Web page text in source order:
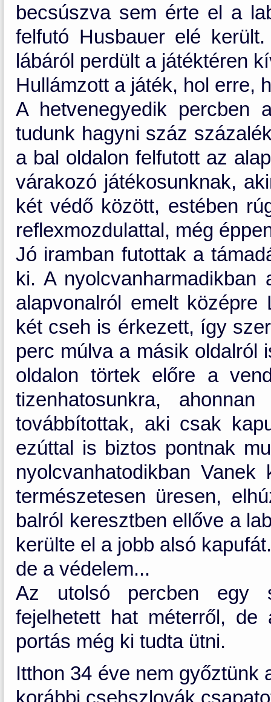
becsúszva sem érte el a
felfutó Husbauer elé
lábáról perdült a játéktéren
Hullámzott a játék, hol erre,
A hetvenegyedik percben
tudunk hagyni száz
a bal oldalon felfutott az
várakozó játékosunknak,
két védő között, estében
reflexmozdulattal, még
Jó iramban futottak a
ki. A
alapvonalról emelt
két cseh is érkezett, így
perc múlva a másik oldalról
oldalon törtek előre a
tizenhatosunkra,
továbbítottak, aki csak
ezúttal is biztos pontnak
nyolcvanhatodikban
természetesen üresen,
balról keresztben ellőve a
kerülte el a jobb alsó
de a védelem...
Az utolsó percben egy
fejelhetett hat méterről,
portás még ki tudta ütni.
Itthon 34 éve nem győztünk